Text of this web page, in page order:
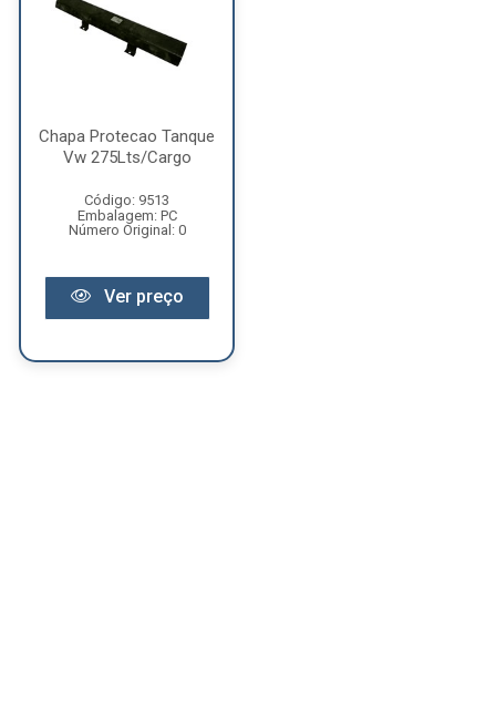
Chapa Protecao Tanque
Vw 275Lts/Cargo
Código: 9513
Embalagem: PC
Número Original: 0
Ver preço